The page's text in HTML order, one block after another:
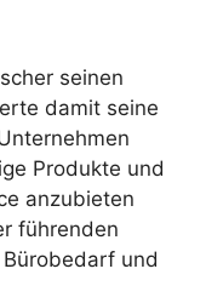
seinen
damit seine
Produkte und
anzubieten
führenden
und